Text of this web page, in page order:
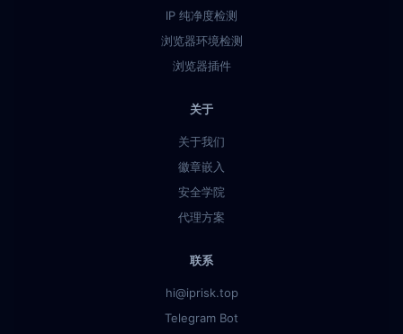
IP 纯净度检测
浏览器环境检测
浏览器插件
关于
关于我们
徽章嵌入
安全学院
代理方案
联系
hi@iprisk.top
Telegram Bot